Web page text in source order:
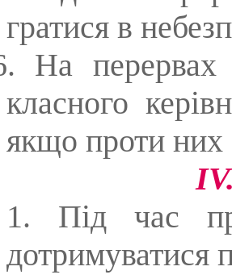
гратися в
На перервах
класного
якщо проти них
1. Під час
дотримуватися